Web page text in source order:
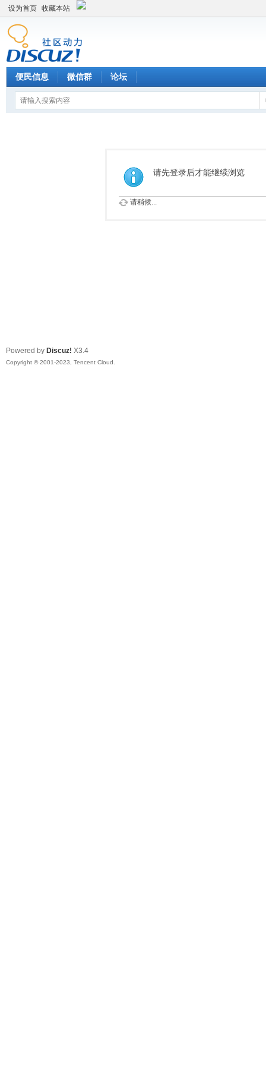
设为首页 收藏本站
便民信息 微信群 论坛
请先登录后才能继续浏览
请稍候...
Powered by Discuz! X3.4
Copyright © 2001-2023, Tencent Cloud.